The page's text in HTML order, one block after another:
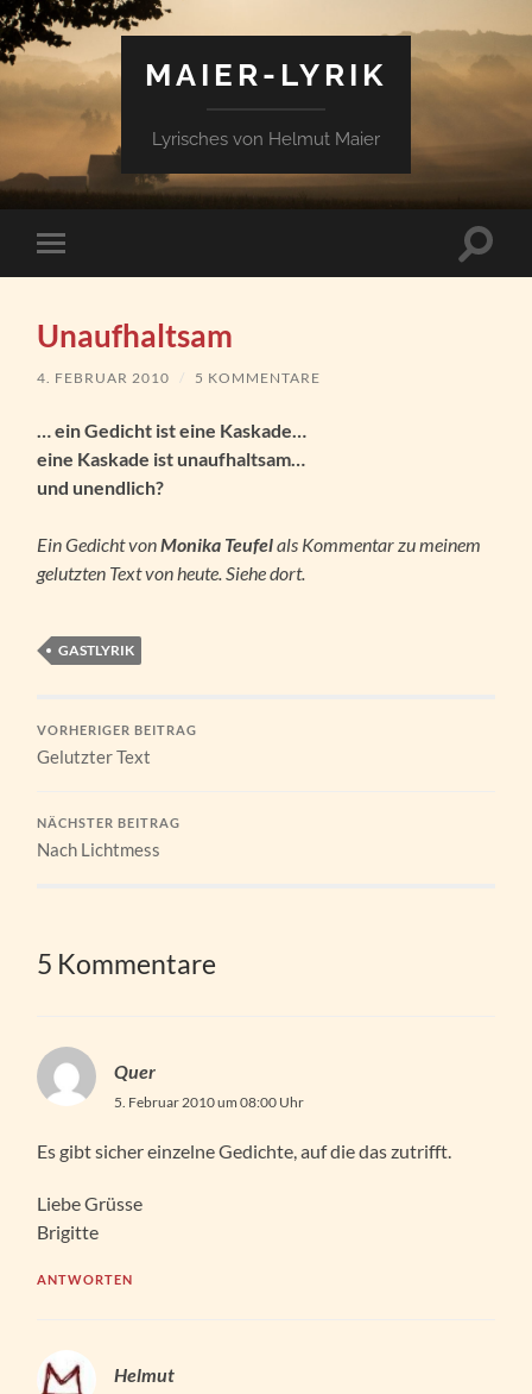
MAIER-LYRIK
Lyrisches von Helmut Maier
Mobile-
Menü
Unaufhaltsam
4. FEBRUAR 2010 / 5 KOMMENTARE
… ein Gedicht ist eine Kaskade…
eine Kaskade ist unaufhaltsam…
und unendlich?
Ein Gedicht von Monika Teufelals Kommentar zu meinem
gelutzten Text von heute. Siehe dort.
GASTLYRIK
VORHERIGER BEITRAG
Gelutzter Text
NÄCHSTER BEITRAG
Nach Lichtmess
5 Kommentare
Quer
5. Februar 2010 um 08:00 Uhr
Es gibt sicher einzelne Gedichte, auf die das zutrifft.
Liebe Grüsse
Brigitte
ANTWORTEN
Helmut